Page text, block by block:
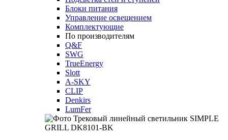
Блоки питания
Управление освещением
Комплектующие
По производителям
Q&F
SWG
TrueEnergy
Slott
A-SKY
CLIP
Denkirs
LumFer